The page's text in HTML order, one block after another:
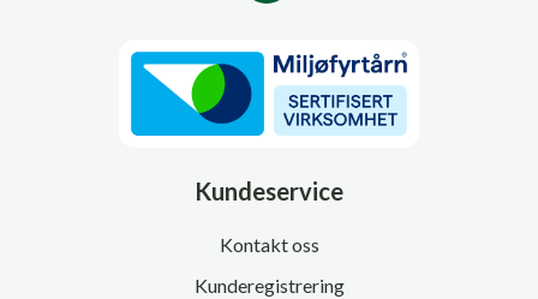
Kundeservice
Kontakt oss
Kunderegistrering